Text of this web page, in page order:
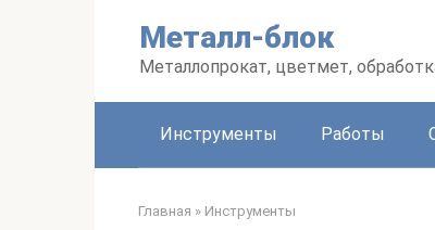
Металл-блок
Металлопрокат, цветмет,
Инструменты Работы
Главная » Инструменты